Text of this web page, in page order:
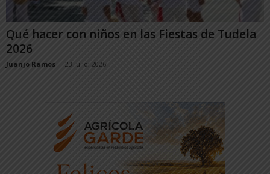
Qué hacer con niños en las Fiestas de Tudela
2026
Juanjo Ramos - 23 julio, 2026